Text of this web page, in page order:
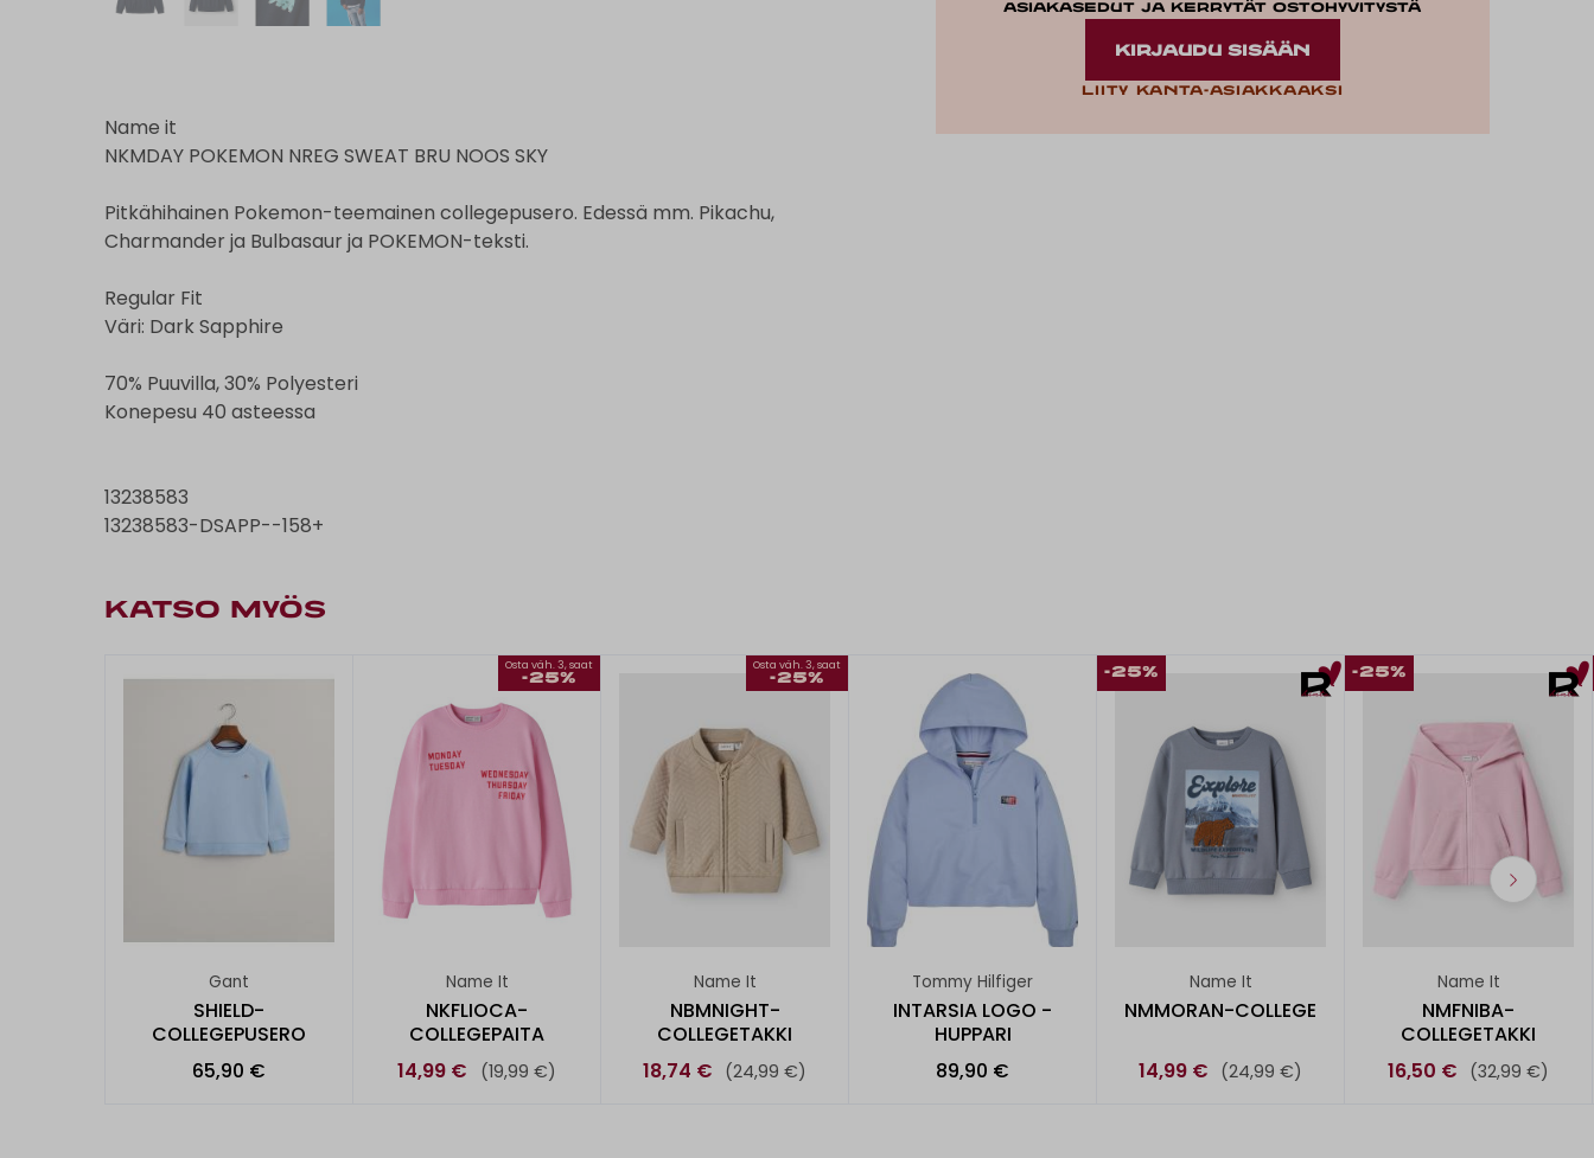
Name it
NKMDAY POKEMON NREG SWEAT BRU NOOS SKY
Pitkähihainen Pokemon-teemainen collegepusero. Edessä mm. Pikachu,
Charmander ja Bulbasaur ja POKEMON-teksti.
Regular Fit
Väri: Dark Sapphire
70% Puuvilla, 30% Polyesteri
Konepesu 40 asteessa
13238583
13238583-DSAPP--158+
asiakasedut ja kerrytät ostohyvitystä
KIRJAUDU SISÄÄN
Liity kanta-asiakkaaksi
KATSO MYÖS
Gant
SHIELD-
COLLEGEPUSERO
65,90 €
Osta väh. 3, saat
-25%
Name It
NKFLIOCA-
COLLEGEPAITA
14,99 €
(19,99 €)
Osta väh. 3, saat
-25%
Name It
NBMNIGHT-
COLLEGETAKKI
18,74 € (24,99 €)
Tommy Hilfiger
INTARSIA LOGO -
HUPPARI
89,90 €
-25%
Name It
NMMORAN-COLLEGE
14,99 € (24,99 €)
-25%
Name It
NMFNIBA-
COLLEGETAKKI
16,50 € (32,99 €)